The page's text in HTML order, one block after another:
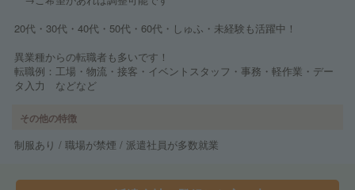
20代・30代・40代・50代・60代・しゅふ・未経験も活躍中！
異業種からの転職者も多いです！
転職例：工場・物流・接客・イベントスタッフ・事務・軽作業・デー
タ入力 などなど
その他の特徴
制服あり / 職場が禁煙 / 派遣社員が多数就業